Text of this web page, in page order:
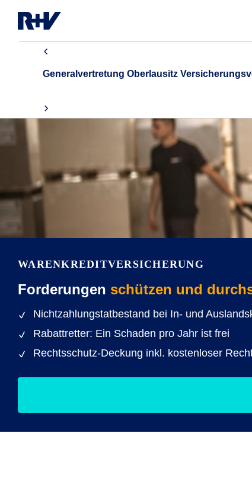
Generalvertretung Oberlausitz
WARENKREDITVERSICHERUNG
Forderungen schützen und
Nichtzahlungstatbestand bei In- und
Rabattretter: Ein Schaden pro Jahr ist frei
Rechtsschutz-Deckung inkl. kostenloser